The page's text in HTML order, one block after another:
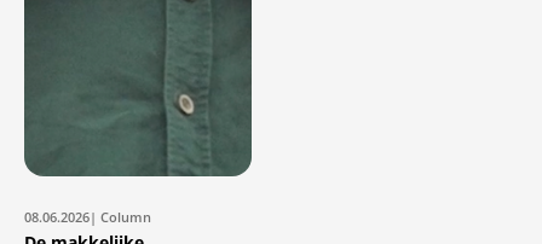
08.06.2026| Column